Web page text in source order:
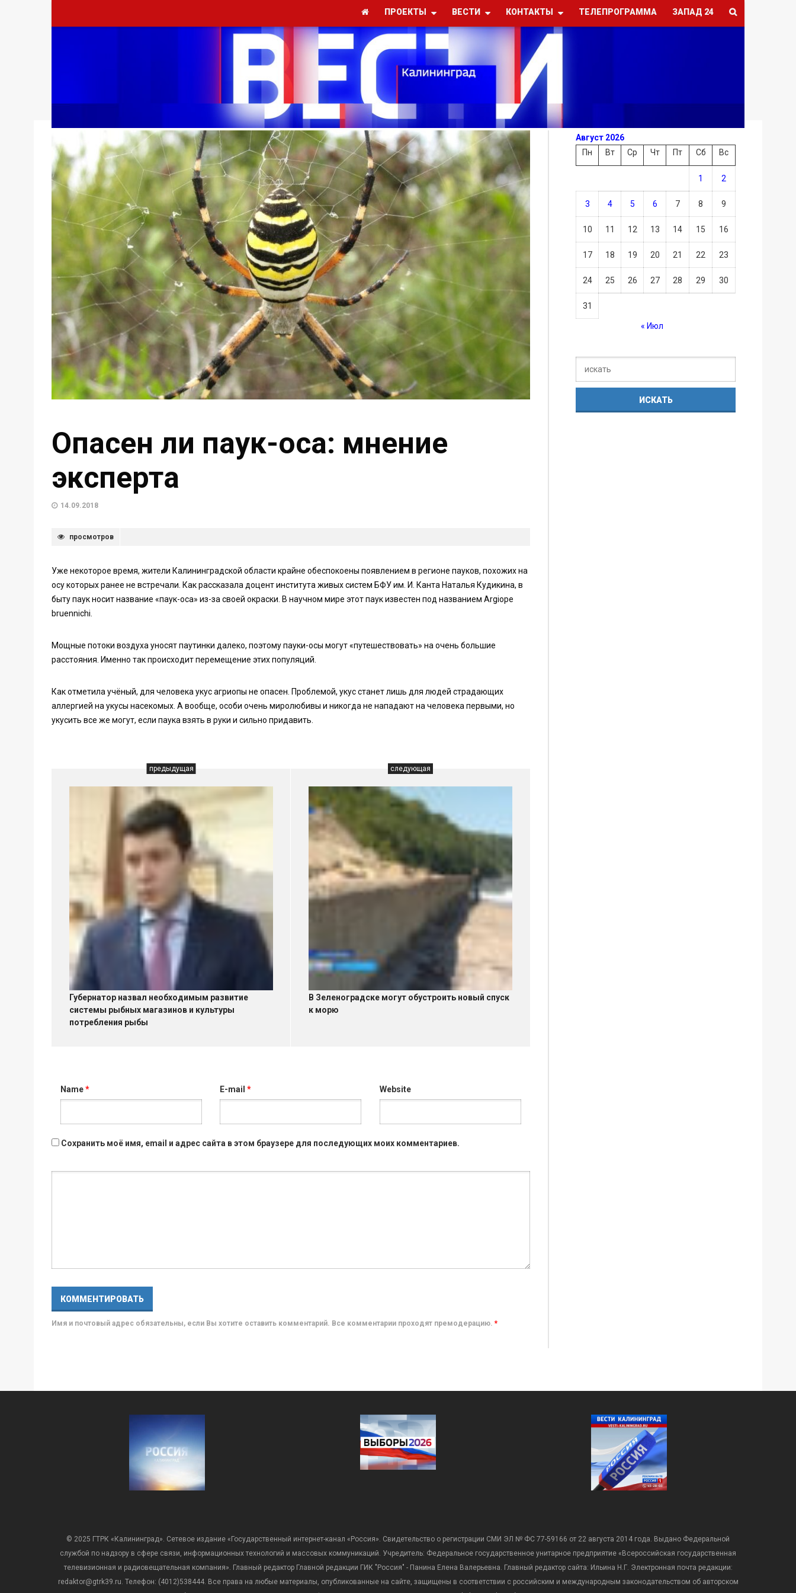
ПРОЕКТЫ ВЕСТИ КОНТАКТЫ ТЕЛЕПРОГРАММА ЗАПАД 24
Опасен ли паук-оса: мнение
эксперта
14.09.2018
просмотров
Уже некоторое время, жители Калининградской области крайне обеспокоены появлением в регионе пауков, похожих на
осу которых ранее не встречали. Как рассказала доцент института живых систем БФУ им. И. Канта Наталья Кудикина, в
быту паук носит название «паук-оса» из-за своей окраски. В научном мире этот паук известен под названием Argiope
bruennichi.
Мощные потоки воздуха уносят паутинки далеко, поэтому пауки-осы могут «путешествовать» на очень большие
расстояния. Именно так происходит перемещение этих популяций.
Как отметила учёный, для человека укус агриопы не опасен. Проблемой, укус станет лишь для людей страдающих
аллергией на укусы насекомых. А вообще, особи очень миролюбивы и никогда не нападают на человека первыми, но
укусить все же могут, если паука взять в руки и сильно придавить.
предыдущая
Губернатор назвал необходимым развитие
системы рыбных магазинов и культуры
потребления рыбы
следующая
В Зеленоградске могут обустроить новый спуск
к морю
Name* E-mail* Website
Сохранить моё имя, email и адрес сайта в этом браузере для последующих моих комментариев.
Имя и почтовый адрес обязательны, если Вы хотите оставить комментарий. Все комментарии проходят премодерацию. *
Август 2026
Пн
Вт Ср Чт Пт Сб Вс
1 2
3 4 5 6 7 8 9
10 11 12 13 14 15 16
17 18 19 20 21 22 23
24 25 26 27 28 29 30
31
« Июл
© 2025 ГТРК «Калининград». Сетевое издание «Государственный интернет-канал «Россия». Свидетельство о регистрации СМИ ЭЛ № ФС 77-59166 от 22 августа 2014 года. Выдано Федеральной
службой по надзору в сфере связи, информационных технологий и массовых коммуникаций. Учредитель: Федеральное государственное унитарное предприятие «Всероссийская государственная
телевизионная и радиовещательная компания». Главный редактор Главной редакции ГИК "Россия" - Панина Елена Валерьевна. Главный редактор сайта: Ильина Н.Г. Электронная почта редакции:
redaktor@gtrk39.ru. Телефон: (4012)538444. Все права на любые материалы, опубликованные на сайте, защищены в соответствии с российским и международным законодательством об авторском